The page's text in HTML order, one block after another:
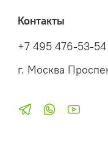
Контакты
+7 495 476-53-54
г. Москва